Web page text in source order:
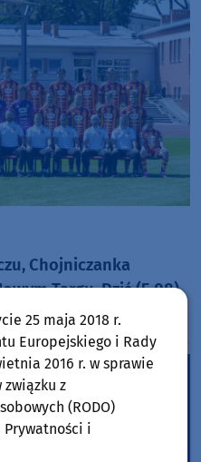
Chojniczanka
Targu. Dziś (5.08)
Polski
25 maja 2018 r.
Europejskiego i Rady
2016 r. w sprawie
związku z
(RODO)
i